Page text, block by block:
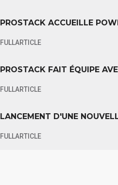
PROSTACK ACCUEILLE
FULLARTICLE
PROSTACK FAIT ÉQUIPE
FULLARTICLE
LANCEMENT D'UNE
FULLARTICLE